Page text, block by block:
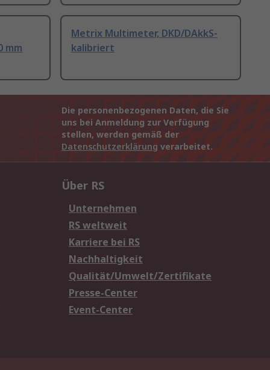
mm
Metrix Multimeter, DKD/DAkkS-
kalibriert
Die personenbezogenen Daten, die Sie
uns bei Anmeldung zur Verfügung
stellen, werden gemäß der
Datenschutzerklärung verarbeitet.
Über RS
Unternehmen
RS weltweit
Karriere bei RS
Nachhaltigkeit
Qualität/Umwelt/Zertifikate
Presse-Center
Event-Center